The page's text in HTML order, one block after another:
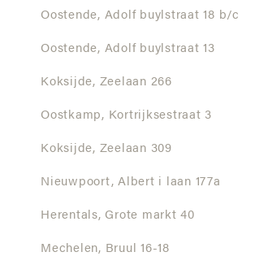
Oostende, Adolf buylstraat 18 b/c
Oostende, Adolf buylstraat 13
Koksijde, Zeelaan 266
Oostkamp, Kortrijksestraat 3
Koksijde, Zeelaan 309
Nieuwpoort, Albert i laan 177a
Herentals, Grote markt 40
Mechelen, Bruul 16-18